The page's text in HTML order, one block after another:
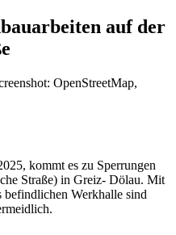
auf der
OpenStreetMap,
kommt es zu Sperrungen
Straße) in Greiz- Dölau. Mit
befindlichen Werkhalle sind